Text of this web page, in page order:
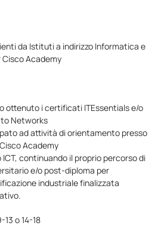
da Istituti a indirizzo Informatica e
Academy
ottenuto i certificati ITEssentials e/o
Networks
ad attività di orientamento presso
Academy
continuando il proprio percorso di
e/o post-diploma per
industriale finalizzata
o 14-18